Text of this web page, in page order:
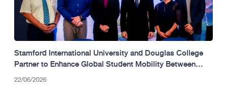
Stamford International University and Douglas College
Partner to Enhance Global Student Mobility Between
Thailand and Canada.
22/06/2026